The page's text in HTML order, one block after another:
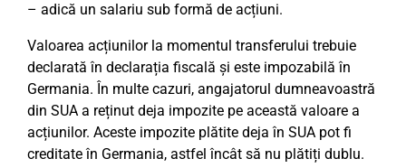
– adică un salariu sub formă de acțiuni.
Valoarea acțiunilor la momentul transferului trebuie
declarată în declarația fiscală și este impozabilă în
Germania. În multe cazuri, angajatorul dumneavoastră
din SUA a reținut deja impozite pe această valoare a
acțiunilor. Aceste impozite plătite deja în SUA pot fi
creditate în Germania, astfel încât să nu plătiți dublu.